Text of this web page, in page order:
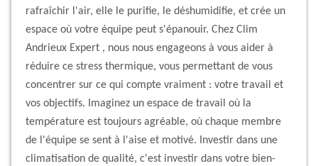
rafraîchir l'air, elle le purifie, le déshumidifie, et crée un
espace où votre équipe peut s'épanouir. Chez Clim
Andrieux Expert , nous nous engageons à vous aider à
réduire ce stress thermique, vous permettant de vous
concentrer sur ce qui compte vraiment : votre travail et
vos objectifs. Imaginez un espace de travail où la
température est toujours agréable, où chaque membre
de l'équipe se sent à l'aise et motivé. Investir dans une
climatisation de qualité, c'est investir dans votre bien-